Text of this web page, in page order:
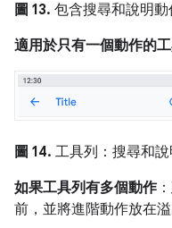
圖 13. 包含搜尋和說明動
適用於只有一個動作的
圖 14. 工具列：搜尋和
如果工具列有多個動作
前，並將進階動作放在溢